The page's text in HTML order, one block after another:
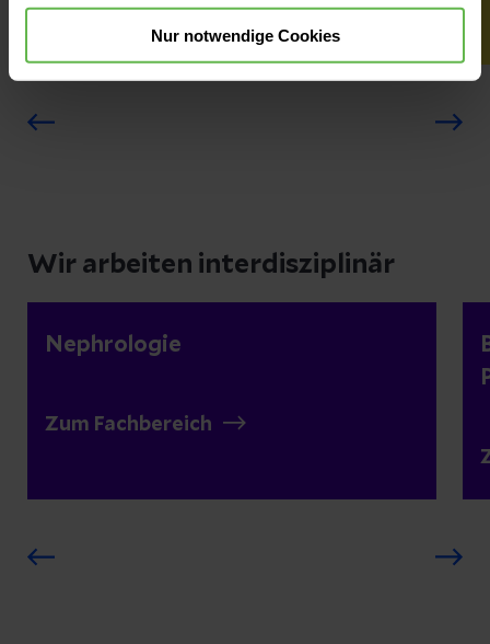
Nur notwendige Cookies
Wir arbeiten interdisziplinär
Nephrologie
Zum Fachbereich